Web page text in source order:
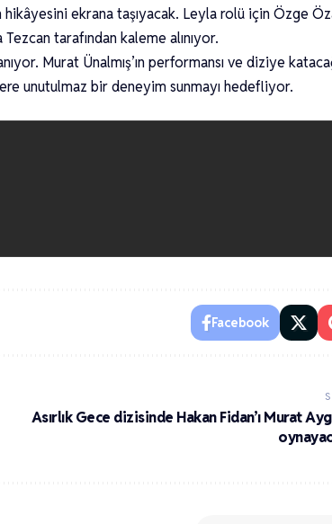
hikâyesini ekrana taşıyacak. Leyla rolü için Özge
tarafından kaleme alınıyor.
Murat Ünalmış’ın performansı ve diziye
unutulmaz bir deneyim sunmayı hedefliyor.
Facebook
Asırlık Gece dizisinde Hakan Fidan’ı Murat